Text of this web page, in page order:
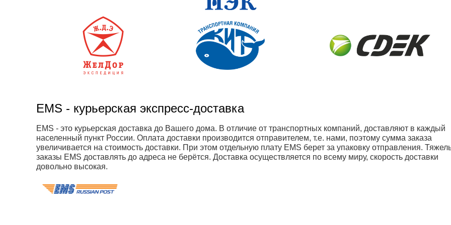
EMS - курьерская экспресс-доставка
EMS - это курьерская доставка до Вашего дома. В отличие от транспортных компаний, доставляют в каждый
населенный пункт России. Оплата доставки производится отправителем, т.е. нами, поэтому сумма заказа
увеличивается на стоимость доставки. При этом отдельную плату EMS берет за упаковку отправления.
заказы EMS доставлять до адреса не берётся. Доставка осуществляется по всему миру, скорость доставки
довольно высокая.